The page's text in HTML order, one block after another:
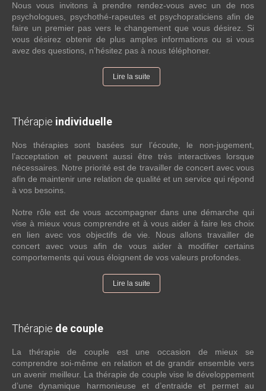
Nous vous invitons à prendre rendez-vous avec un de nos
psychologues, psychothé-rapeutes et psychopraticiens afin de
faire un premier pas vers le changement que vous désirez. Si
vous désirez obtenir de plus amples informations ou si vous
avez des questions, n’hésitez pas à nous téléphoner.
Lire la suite
Thérapie individuelle
Nos thérapies sont basées sur l’écoute, le non-jugement,
l’acceptation et peuvent aussi être très interactives lorsque
nécessaires. Notre priorité est de travailler de concert avec vous
afin de maintenir une relation de qualité et un service qui répond
à vos besoins.
Notre rôle est de vous accompagner dans une démarche qui
vise à mieux vous comprendre et à vous aider à faire les choix
en lien avec vos objectifs de vie. Nous allons travailler de
concert avec vous afin de vous aider à modifier certains
comportements qui vous éloignent de vos valeurs profondes.
Lire la suite
Thérapie de couple
La thérapie de couple est une occasion de mieux se
comprendre soi-même en relation et de grandir ensemble vers
un avenir meilleur. La thérapie de couple vise le développement
d’une dynamique harmonieuse et d’entraide et permet au